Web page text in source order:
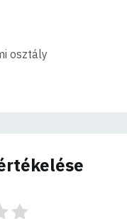
osztály